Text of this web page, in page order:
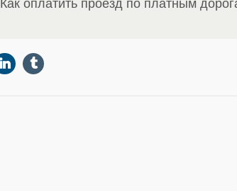
Как оплатить проезд по платным